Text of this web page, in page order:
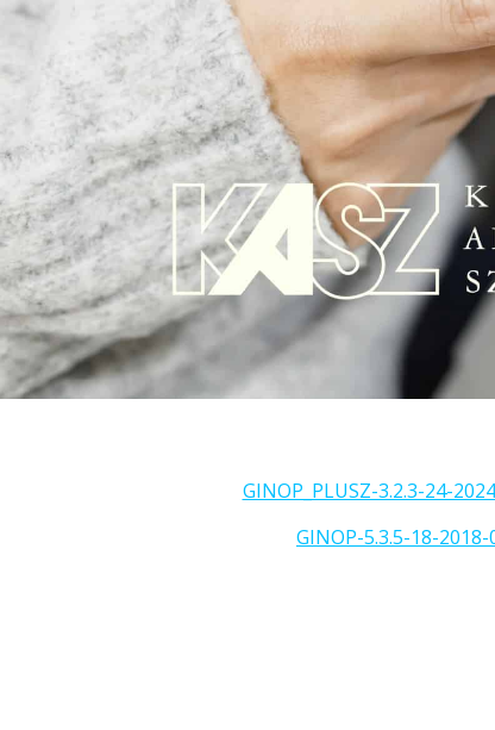
GINOP_PLUSZ-3.2.3-24-
GINOP-5.3.5-18-